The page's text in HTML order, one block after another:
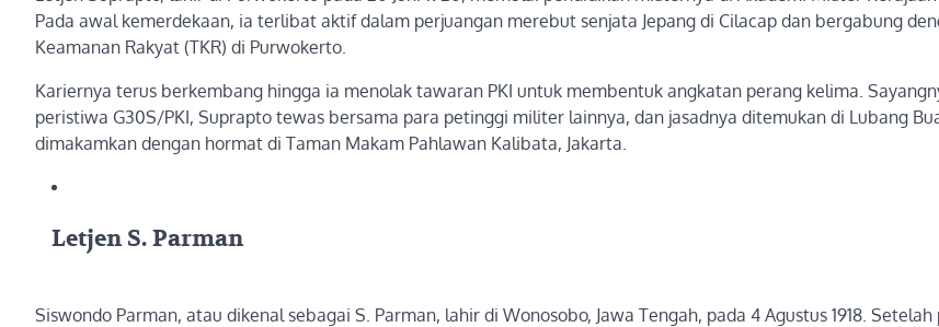
Pada awal kemerdekaan, ia terlibat aktif dalam perjuangan merebut senjata Jepang di Cilacap dan bergabung
Keamanan Rakyat (TKR) di Purwokerto.
Kariernya terus berkembang hingga ia menolak tawaran PKI untuk membentuk angkatan perang kelima.
peristiwa G30S/PKI, Suprapto tewas bersama para petinggi militer lainnya, dan jasadnya ditemukan di Lubang
dimakamkan dengan hormat di Taman Makam Pahlawan Kalibata, Jakarta.
Letjen S. Parman
Siswondo Parman, atau dikenal sebagai S. Parman, lahir di Wonosobo, Jawa Tengah, pada 4 Agustus 1918.